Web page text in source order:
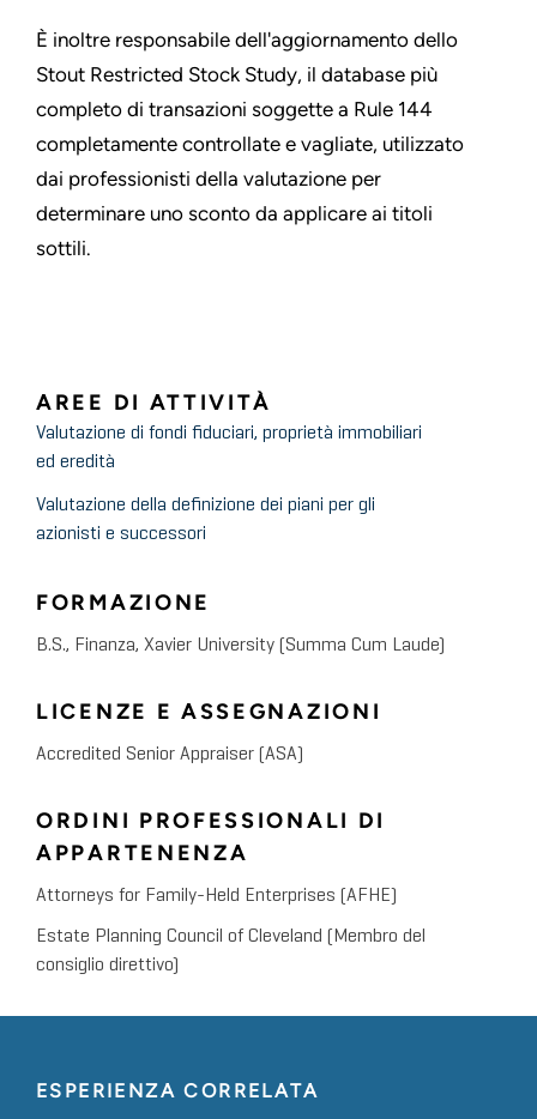
È inoltre responsabile dell'aggiornamento dello
Stout Restricted Stock Study, il database più
completo di transazioni soggette a Rule 144
completamente controllate e vagliate, utilizzato
dai professionisti della valutazione per
determinare uno sconto da applicare ai titoli
sottili.
AREE DI ATTIVITÀ
Valutazione di fondi fiduciari, proprietà immobiliari
ed eredità
Valutazione della definizione dei piani per gli
azionisti e successori
FORMAZIONE
B.S., Finanza, Xavier University (Summa Cum Laude)
LICENZE E ASSEGNAZIONI
Accredited Senior Appraiser (ASA)
ORDINI PROFESSIONALI DI
APPARTENENZA
Attorneys for Family-Held Enterprises (AFHE)
Estate Planning Council of Cleveland (Membro del
consiglio direttivo)
ESPERIENZA CORRELATA